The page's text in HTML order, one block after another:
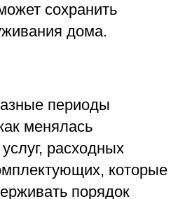
сохранить
дома.
периоды
менялась
расходных
которые
порядок